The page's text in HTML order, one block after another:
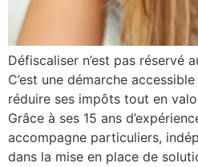
Défiscaliser n’est pas réservé
C’est une démarche
réduire ses impôts tout en
Grâce à ses 15 ans
accompagne particuliers,
dans la mise en place de